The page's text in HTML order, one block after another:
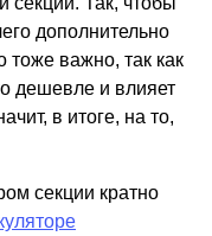
дополнительно
тоже важно, так как
дешевле и влияет
в итоге, на то,
секции кратно